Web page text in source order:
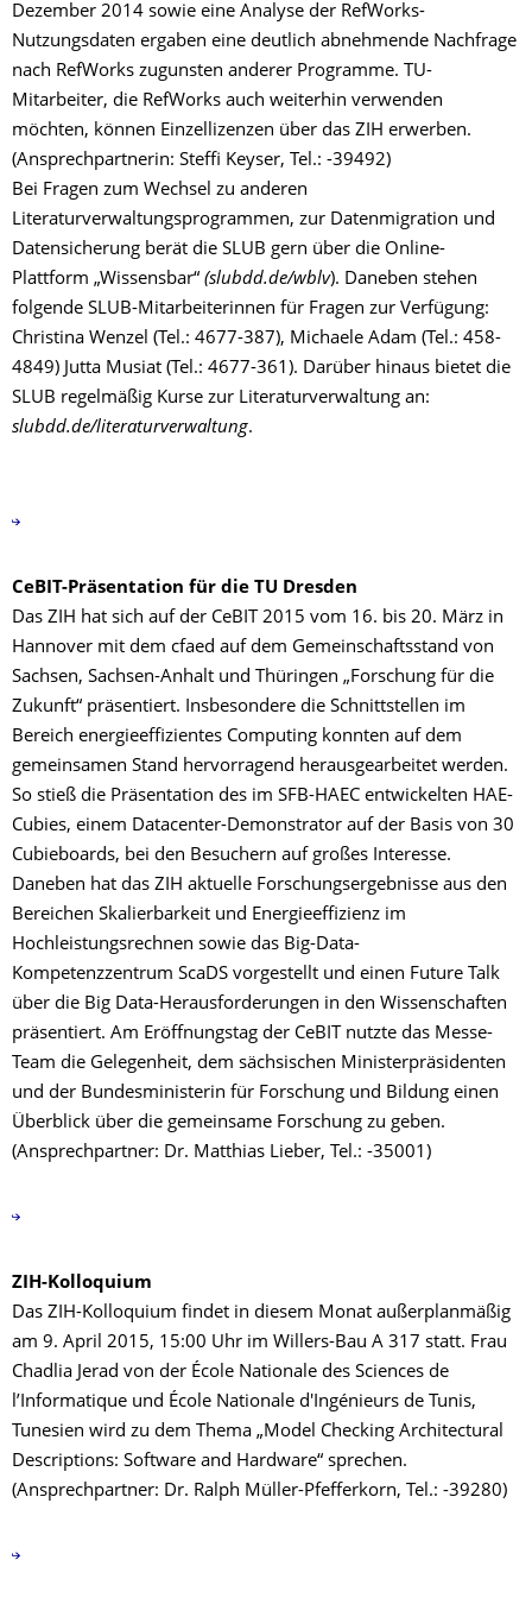
Dezember 2014 sowie eine Analyse der RefWorks-
Nutzungsdaten ergaben eine deutlich abnehmende Nachfrage
nach RefWorks zugunsten anderer Programme. TU-
Mitarbeiter, die RefWorks auch weiterhin verwenden
möchten, können Einzellizenzen über das ZIH erwerben.
(Ansprechpartnerin: Steffi Keyser, Tel.: -39492)
Bei Fragen zum Wechsel zu anderen
Literaturverwaltungsprogrammen, zur Datenmigration und
Datensicherung berät die SLUB gern über die Online-
Plattform „Wissensbar“ (slubdd.de/wblv). Daneben stehen
folgende SLUB-Mitarbeiterinnen für Fragen zur Verfügung:
Christina Wenzel (Tel.: 4677-387), Michaele Adam (Tel.: 458-
4849) Jutta Musiat (Tel.: 4677-361). Darüber hinaus bietet die
SLUB regelmäßig Kurse zur Literaturverwaltung an:
slubdd.de/literaturverwaltung.
CeBIT-Präsentation für die TU Dresden
Das ZIH hat sich auf der CeBIT 2015 vom 16. bis 20. März in
Hannover mit dem cfaed auf dem Gemeinschaftsstand von
Sachsen, Sachsen-Anhalt und Thüringen „Forschung für die
Zukunft“ präsentiert. Insbesondere die Schnittstellen im
Bereich energieeffizientes Computing konnten auf dem
gemeinsamen Stand hervorragend herausgearbeitet werden.
So stieß die Präsentation des im SFB-HAEC entwickelten HAE-
Cubies, einem Datacenter-Demonstrator auf der Basis von 30
Cubieboards, bei den Besuchern auf großes Interesse.
Daneben hat das ZIH aktuelle Forschungsergebnisse aus den
Bereichen Skalierbarkeit und Energieeffizienz im
Hochleistungsrechnen sowie das Big-Data-
Kompetenzzentrum ScaDS vorgestellt und einen Future Talk
über die Big Data-Herausforderungen in den Wissenschaften
präsentiert. Am Eröffnungstag der CeBIT nutzte das Messe-
Team die Gelegenheit, dem sächsischen Ministerpräsidenten
und der Bundesministerin für Forschung und Bildung einen
Überblick über die gemeinsame Forschung zu geben.
(Ansprechpartner: Dr. Matthias Lieber, Tel.: -35001)
ZIH-Kolloquium
Das ZIH-Kolloquium findet in diesem Monat außerplanmäßig
am 9. April 2015, 15:00 Uhr im Willers-Bau A 317 statt. Frau
Chadlia Jerad von der École Nationale des Sciences de
l’Informatique und École Nationale d'Ingénieurs de Tunis,
Tunesien wird zu dem Thema „Model Checking Architectural
Descriptions: Software and Hardware“ sprechen.
(Ansprechpartner: Dr. Ralph Müller-Pfefferkorn, Tel.: -39280)